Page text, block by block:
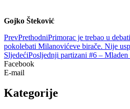
Gojko Šteković
PrevPrethodniPrimorac je trebao u
pokolebati Milanovićeve birače. Nije
SljedećiPosljednji partizani #6 –
Facebook
E-mail
Kategorije